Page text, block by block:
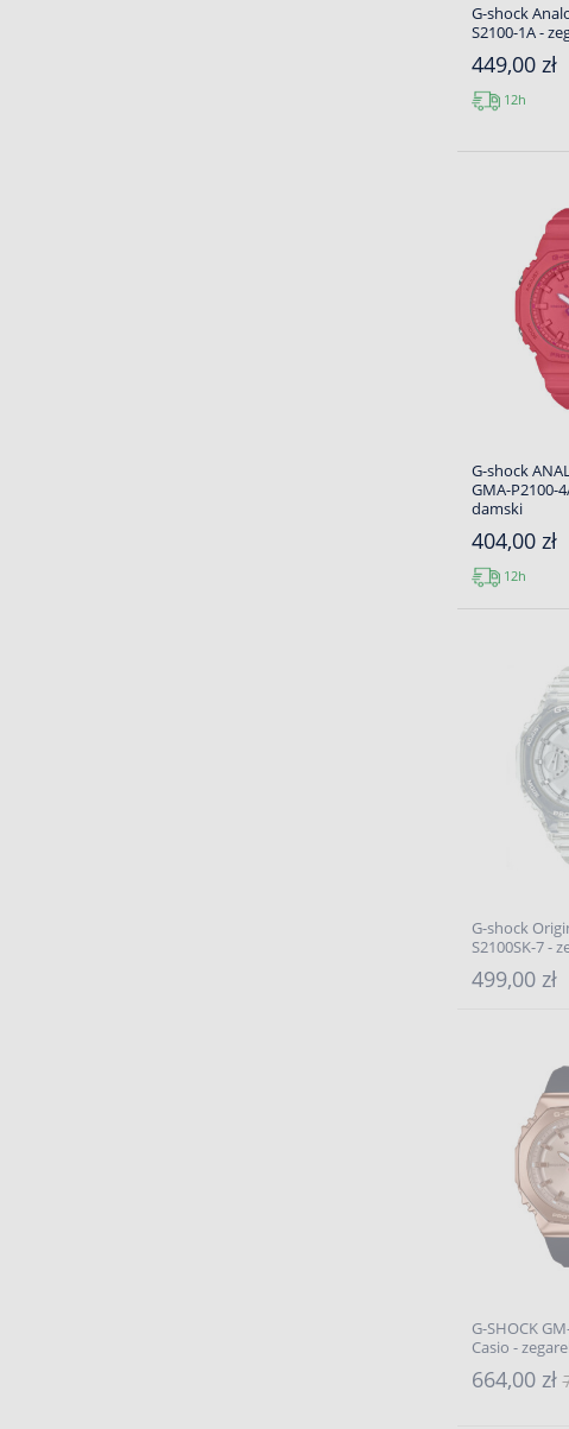
G-shock
S2100-1A -
449,00 zł
12h
G-shock
GMA-P2100-
damski
404,00 zł
12h
G-shock
S2100SK-7 -
499,00 zł
G-SHOCK
Casio -
664,00 zł